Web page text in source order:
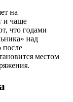
на
и чаще
что годами
над
после
местом